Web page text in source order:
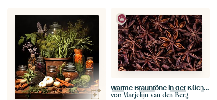
Warme Brauntöne in der Küche: Sternanis
von Marjolijn van den Berg